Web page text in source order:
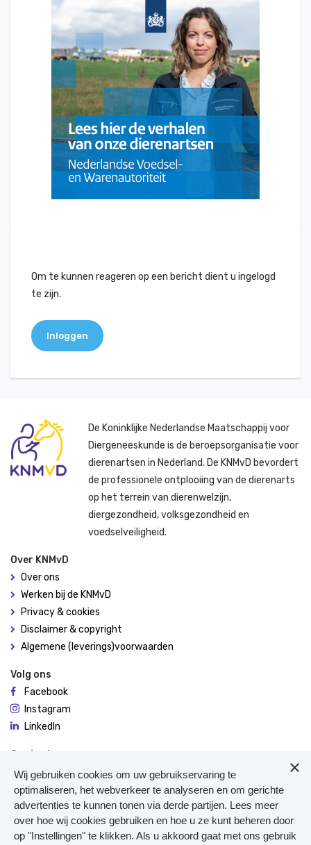
Om te kunnen reageren op een bericht dient u ingelogd
te zijn.
Inloggen
De Koninklijke Nederlandse Maatschappij voor
Diergeneeskunde is de beroepsorganisatie voor
dierenartsen in Nederland. De KNMvD bevordert
de professionele ontplooiing van de dierenarts
op het terrein van dierenwelzijn,
diergezondheid, volksgezondheid en
voedselveiligheid.
Over KNMvD
Over ons
Werken bij de KNMvD
Privacy & cookies
Disclaimer & copyright
Algemene (leverings)voorwaarden
Volg ons
Facebook
Instagram
LinkedIn
Contact
De Molen 94
3995 AX Houten
0306348900
Meer contact
Veterinair Vangnet
Wij gebruiken cookies om uw gebruikservaring te
optimaliseren, het webverkeer te analyseren en om gerichte
advertenties te kunnen tonen via derde partijen. Lees meer
over hoe wij cookies gebruiken en hoe u ze kunt beheren door
op "Instellingen" te klikken. Als u akkoord gaat met ons gebruik